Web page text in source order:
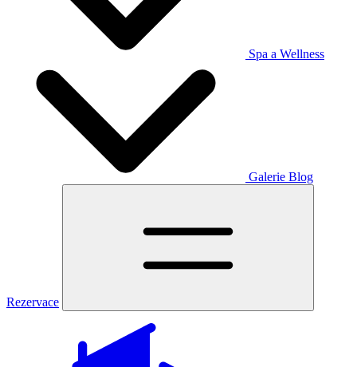
Spa a Wellness
Galerie Blog
Rezervace